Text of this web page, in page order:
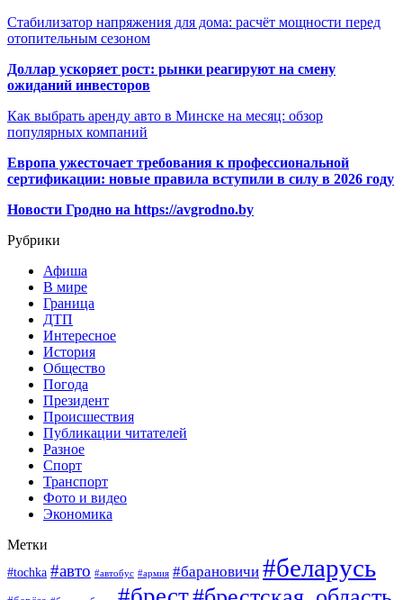
Стабилизатор напряжения для дома: расчёт мощности перед
отопительным сезоном
Доллар ускоряет рост: рынки реагируют на смену
ожиданий инвесторов
Как выбрать аренду авто в Минске на месяц: обзор
популярных компаний
Европа ужесточает требования к профессиональной
сертификации: новые правила вступили в силу в 2026 году
Новости Гродно на https://avgrodno.by
Рубрики
Афиша
В мире
Граница
ДТП
Интересное
История
Общество
Погода
Президент
Происшествия
Публикации читателей
Разное
Спорт
Транспорт
Фото и видео
Экономика
Метки
#tochka #авто #автобус #армия #барановичи #беларусь